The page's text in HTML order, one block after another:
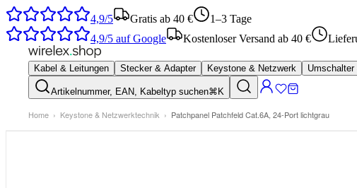
4,9/5 Gratis ab 40 €
1–3 Tage
4,9/5 auf Google Kostenloser Versand ab 40 €
Kabel & Leitungen Stecker & Adapter Keystone & Netzwerk Umschalter
Artikelnummer, EAN, Kabeltyp suchen⌘K
Home › Keystone & Netzwerktechnik › Patchpanel Patchfeld Cat.6A, 24-Port lichtgrau